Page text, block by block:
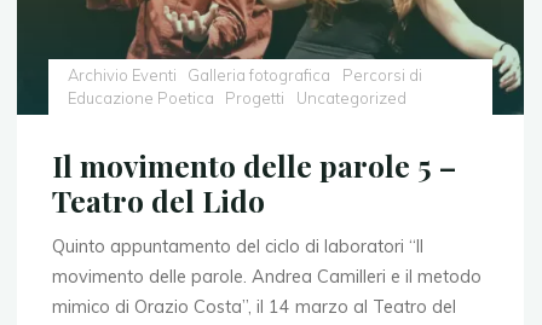
Archivio Eventi Galleria fotografica
Percorsi di
Educazione Poetica
Progetti Uncategorized
Il movimento delle parole 5 –
Teatro del Lido
Quinto appuntamento del ciclo di laboratori “Il
movimento delle parole. Andrea Camilleri e il metodo
mimico di Orazio Costa”, il 14 marzo al Teatro del